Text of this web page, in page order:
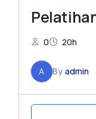
0 20h
A By admin